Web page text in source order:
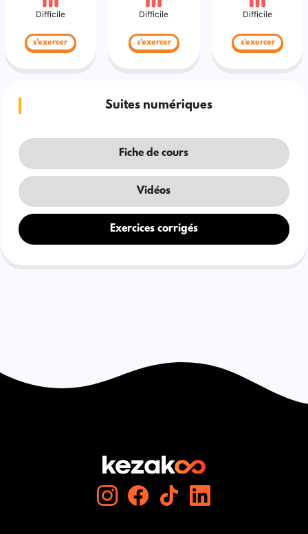
Difficile
s'exercer
Difficile
s'exercer
Difficile
s'exercer
Suites numériques
Fiche de cours
Vidéos
Exercices corrigés